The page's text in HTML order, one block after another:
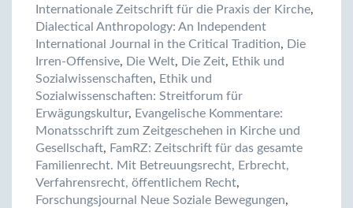
Internationale Zeitschrift für die Praxis der Kirche,
Dialectical Anthropology: An Independent
International Journal in the Critical Tradition, Die
Irren-Offensive, Die Welt, Die Zeit, Ethik und
Sozialwissenschaften, Ethik und
Sozialwissenschaften: Streitforum für
Erwägungskultur, Evangelische Kommentare:
Monatsschrift zum Zeitgeschehen in Kirche und
Gesellschaft, FamRZ: Zeitschrift für das gesamte
Familienrecht. Mit Betreuungsrecht, Erbrecht,
Verfahrensrecht, öffentlichem Recht,
Forschungsjournal Neue Soziale Bewegungen,